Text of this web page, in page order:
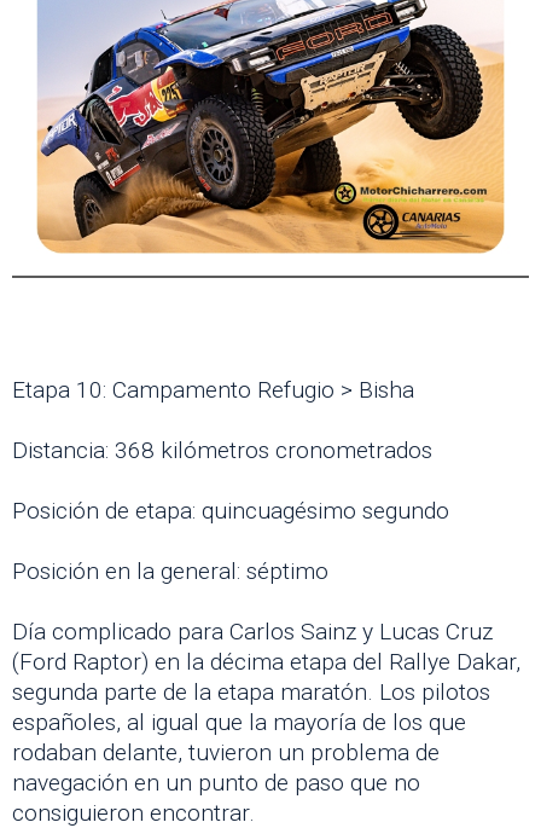
Etapa 10: Campamento Refugio > Bisha
Distancia: 368 kilómetros cronometrados
Posición de etapa: quincuagésimo segundo
Posición en la general: séptimo
Día complicado para Carlos Sainz y Lucas Cruz
(Ford Raptor) en la décima etapa del Rallye Dakar,
segunda parte de la etapa maratón. Los pilotos
españoles, al igual que la mayoría de los que
rodaban delante, tuvieron un problema de
navegación en un punto de paso que no
consiguieron encontrar.